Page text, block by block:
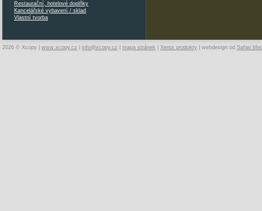
Restaurační, hotelové doplňky
Kancelářské vybavení / sklad
Vlastní tvorba
2026 © Xcopy | www.xcopy.cz info@xcopy.cz mapa stránek Xerox produkty | webdesign od Safari